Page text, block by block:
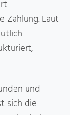
Zahlung. Laut
und
sich die